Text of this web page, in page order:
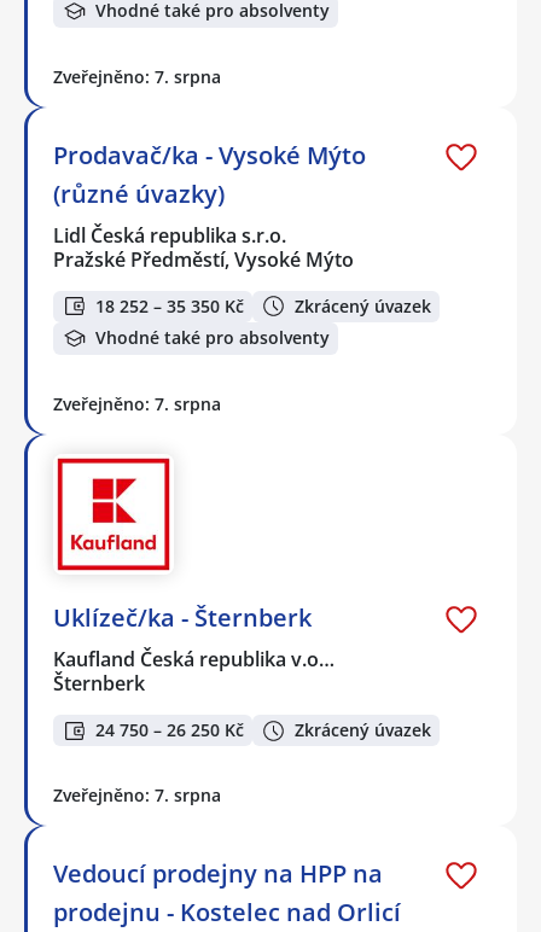
Vhodné také pro absolventy
Zveřejněno: 7. srpna
Prodavač/ka - Vysoké Mýto
(různé úvazky)
Lidl Česká republika s.r.o.
Pražské Předměstí, Vysoké Mýto
18 252 – 35 350 Kč
Zkrácený úvazek
Vhodné také pro absolventy
Zveřejněno: 7. srpna
Uklízeč/ka - Šternberk
Kaufland Česká republika v.o…
Šternberk
24 750 – 26 250 Kč Zkrácený úvazek
Zveřejněno: 7. srpna
Vedoucí prodejny na HPP na
prodejnu - Kostelec nad Orlicí